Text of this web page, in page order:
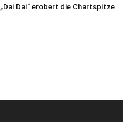
„Dai Dai“ erobert die Chartspitze